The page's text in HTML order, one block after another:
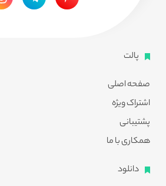
پالت
صفحه اصلی
اشتراک ویژه
پشتیبانی
همکاری با ما
دانلود